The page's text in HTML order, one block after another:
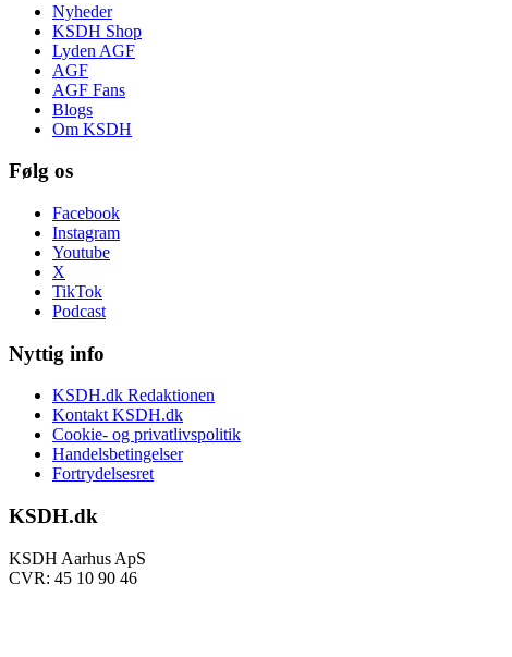
Nyheder
KSDH Shop
Lyden AGF
AGF
AGF Fans
Blogs
Om KSDH
Følg os
Facebook
Instagram
Youtube
X
TikTok
Podcast
Nyttig info
KSDH.dk Redaktionen
Kontakt KSDH.dk
Cookie- og privatlivspolitik
Handelsbetingelser
Fortrydelsesret
KSDH.dk
KSDH Aarhus ApS
CVR: 45 10 90 46